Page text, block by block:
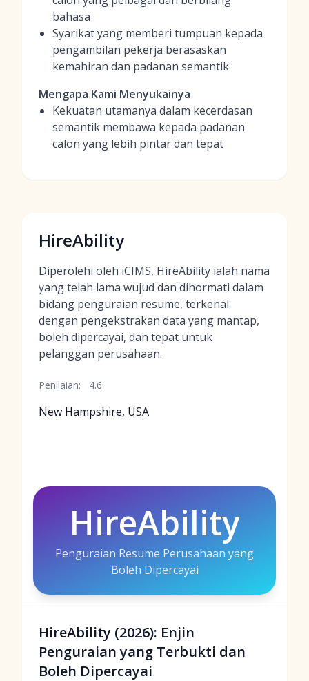
bahasa
Syarikat yang memberi tumpuan kepada
pengambilan pekerja berasaskan
kemahiran dan padanan semantik
Mengapa Kami Menyukainya
Kekuatan utamanya dalam kecerdasan
semantik membawa kepada padanan
calon yang lebih pintar dan tepat
HireAbility
Diperolehi oleh iCIMS, HireAbility ialah nama
yang telah lama wujud dan dihormati dalam
bidang penguraian resume, terkenal
dengan pengekstrakan data yang mantap,
boleh dipercayai, dan tepat untuk
pelanggan perusahaan.
Penilaian: 4.6
New Hampshire, USA
HireAbility
Penguraian Resume Perusahaan yang
Boleh Dipercayai
HireAbility (2026): Enjin
Penguraian yang Terbukti dan
Boleh Dipercayai